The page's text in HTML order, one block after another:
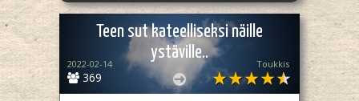
Teen sut kateelliseksi näille
ystäville..
369
2022-02-14 Toukkis